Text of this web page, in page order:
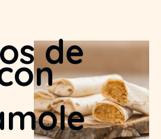
de